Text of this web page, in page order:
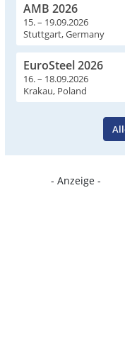
AMB 2026
15. – 19.09.2026
Stuttgart, Germany
EuroSteel 2026
16. – 18.09.2026
Krakau, Poland
- Anzeige -